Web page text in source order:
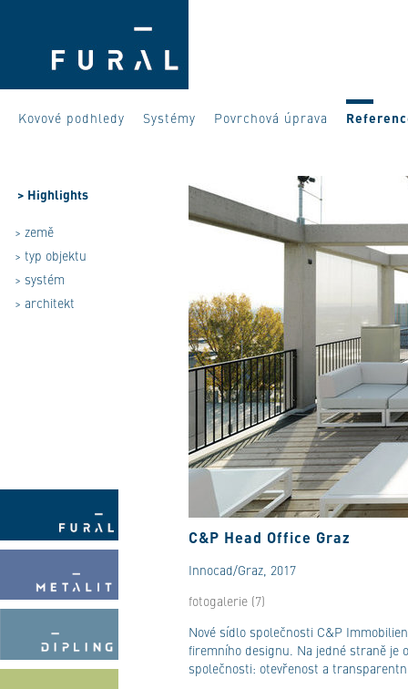
Kovové podhledy Systémy Povrchová úprava
> Highlights
> země
> typ objektu
> systém
> architekt
C&P Head Office Graz
Innocad/Graz, 2017
fotogalerie (7)
Nové sídlo společnosti C&P
firemního designu. Na jedné straně je
společnosti: otevřenost a